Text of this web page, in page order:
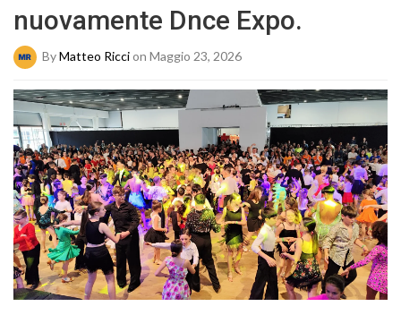
nuovamente Dnce Expo.
ByMatteo Riccion Maggio 23, 2026